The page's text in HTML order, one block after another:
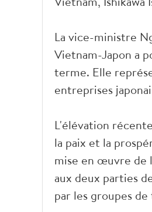
La vice-ministre
Vietnam-Japon a
terme. Elle
entreprises
L'élévation
la paix et la
mise en œuvre de
aux deux parties
par les groupes de